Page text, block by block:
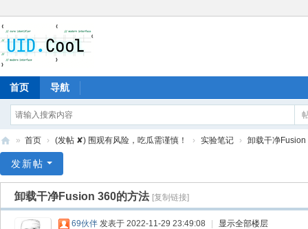
首页 导航
爱
» 首页 › (发帖 ✘) 围观有风险，吃瓜需谨慎！ › 实验笔记 › 卸载干净
发新帖
卸载干净Fusion 360的方法 [复制链接]
69伙伴 发表于 2022-11-29 23:49:08 显示全部楼层